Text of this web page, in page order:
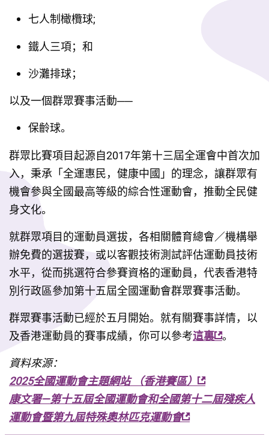
七人制橄欖球;
鐵人三項；和
沙灘排球；
以及一個群眾賽事活動──
保齡球。
群眾比賽項目起源自2017年第十三屆全運會中首次加
入，秉承「全運惠民，健康中國」的理念，讓群眾有
機會參與全國最高等級的綜合性運動會，推動全民健
身文化。
就群眾項目的運動員選拔，各相關體育總會／機構舉
辦免費的選拔賽，或以客觀技術測試評估運動員技術
水平，從而挑選符合參賽資格的運動員，代表香港特
別行政區參加第十五屆全國運動會群眾賽事活動。
群眾賽事活動已經於五月開始。就有關賽事詳情，以
及香港運動員的賽事成績，你可以參考這裏 。
資料來源：
2025全國運動會主題網站 （香港賽區）
康文署—第十五屆全國運動會和全國第十二屆殘疾人
運動會暨第九屆特殊奧林匹克運動會